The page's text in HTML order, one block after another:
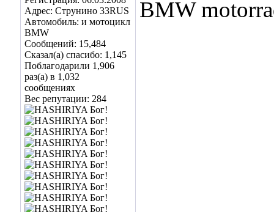
Адрес: Струнино 33RUS
Автомобиль: и мотоцикл
BMW
Сообщений: 15,484
Сказал(а) спасибо: 1,145
Поблагодарили 1,906
раз(а) в 1,032
сообщениях
Вес репутации: 284
BMW